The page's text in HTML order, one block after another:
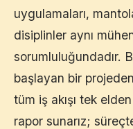
uygulamaları,
disiplinler aynı
sorumluluğundadır.
başlayan bir
tüm iş akışı tek
rapor sunarız;